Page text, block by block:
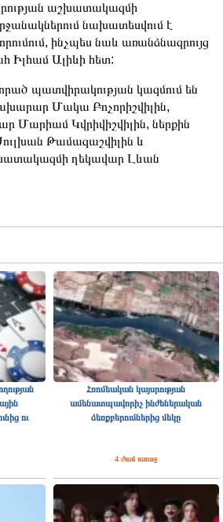
ու
Հռոմեական կայսրության
ամենատպավորիչ ինժեներական
ձեռքբերումներից մեկը
4 ժամ առաջ
աշխատակազմի
նախատեսվում է
ինչպես նաև առանձնազրույց
Իլհամ Ալիևի հետ:
պատվիրակության կազմում են
Մակա Բոչորիշվիլին,
Մարիամ Կվրիվիշվիլին, ներքին
Թամազաշվիլին և
ղեկավար Լևան